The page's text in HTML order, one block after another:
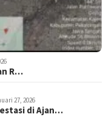
R…
27, 2026
di Ajan…